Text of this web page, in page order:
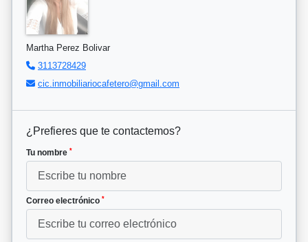
Martha Perez Bolivar
3113728429
cic.inmobiliariocafetero@gmail.com
¿Prefieres que te contactemos?
Tu nombre *
Correo electrónico *